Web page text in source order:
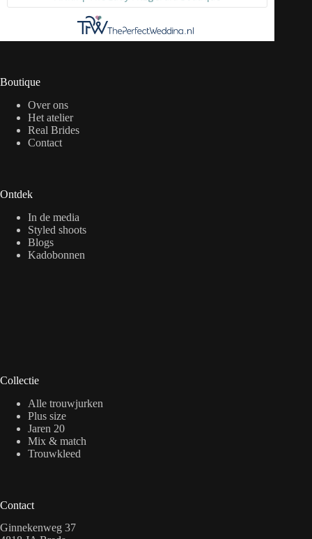
Boutique
Over ons
Het atelier
Real Brides
Contact
Ontdek
In de media
Styled shoots
Blogs
Kadobonnen
Collectie
Alle trouwjurken
Plus size
Jaren 20
Mix & match
Trouwkleed
Contact
Ginnekenweg 37